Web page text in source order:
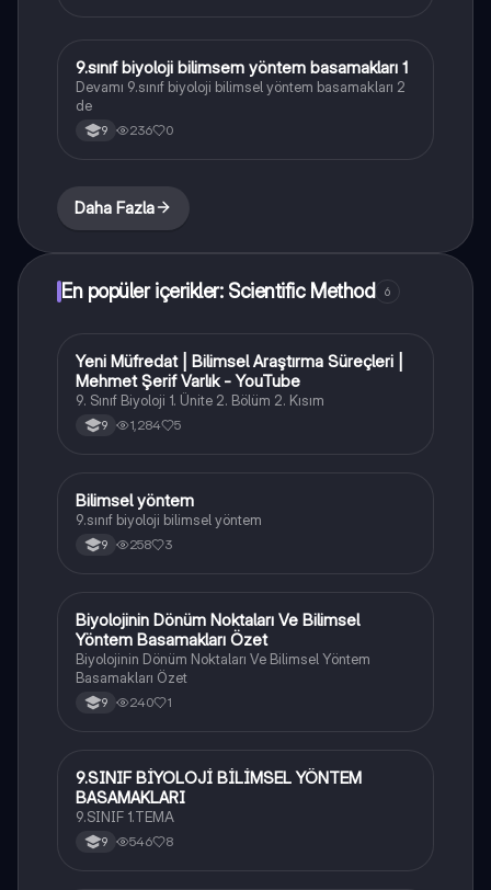
Biyoloji
9.sınıf biyoloji bilimsem yöntem basamakları 1
Devamı 9.sınıf biyoloji bilimsel yöntem basamakları 2
de
9 236 0
Daha Fazla
En popüler içerikler: Scientific Method 6
Biyoloji
Yeni Müfredat | Bilimsel Araştırma Süreçleri |
Mehmet Şerif Varlık - YouTube
9. Sınıf Biyoloji 1. Ünite 2. Bölüm 2. Kısım
9 1,284 5
Biyoloji
Bilimsel yöntem
9.sınıf biyoloji bilimsel yöntem
9 258 3
Biyoloji
Biyolojinin Dönüm Noktaları Ve Bilimsel
Yöntem Basamakları Özet
Biyolojinin Dönüm Noktaları Ve Bilimsel Yöntem
Basamakları Özet
9 240 1
Biyoloji
9.SINIF BİYOLOJİ BİLİMSEL YÖNTEM
BASAMAKLARI
9.SINIF 1.TEMA
9 546 8